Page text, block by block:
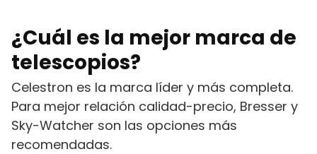
¿Cuál es la mejor marca de
telescopios?
Celestron es la marca líder y más completa.
Para mejor relación calidad-precio, Bresser y
Sky-Watcher son las opciones más
recomendadas.